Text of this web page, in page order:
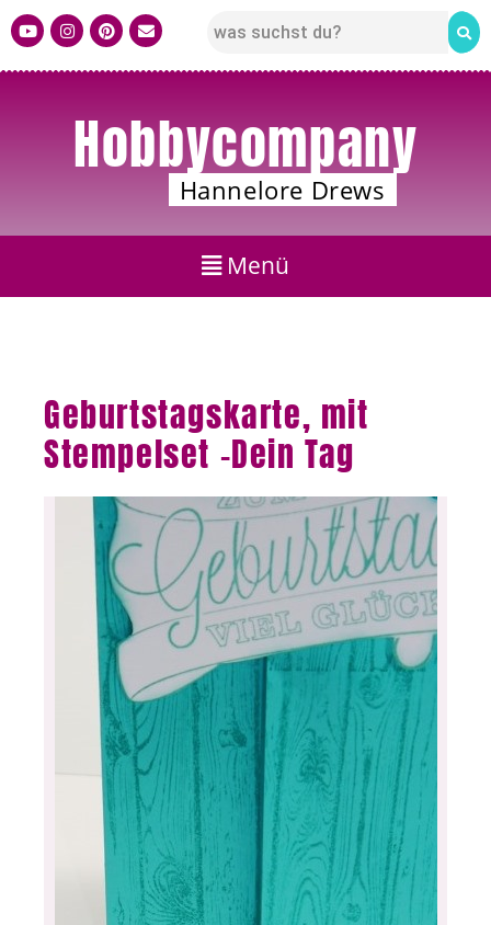
Hobbycompany
Hannelore Drews
Geburtstagskarte, mit
Stempelset -Dein Tag